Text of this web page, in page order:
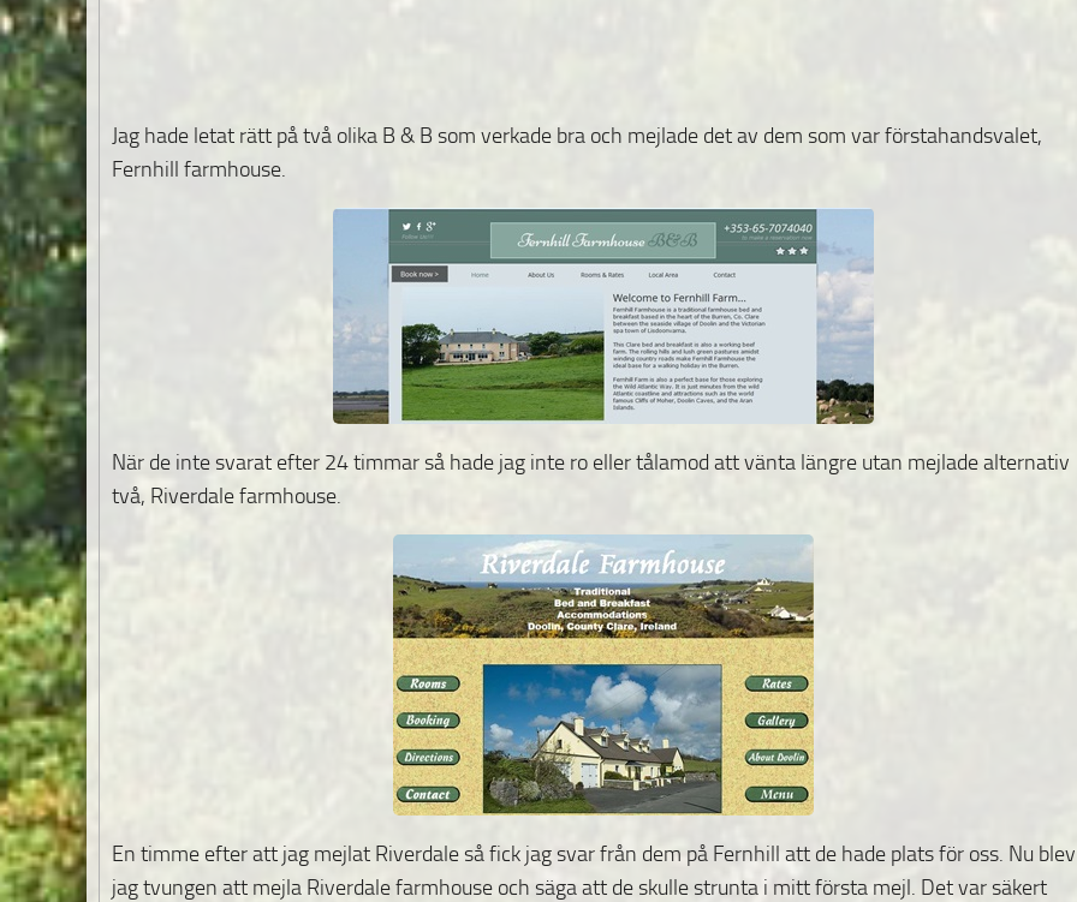
Jag hade letat rätt på två olika B & B som verkade bra och mejlade det av dem som var förstahandsvalet,
Fernhill farmhouse.
När de inte svarat efter 24 timmar så hade jag inte ro eller tålamod att vänta längre utan mejlade alternativ
två, Riverdale farmhouse.
En timme efter att jag mejlat Riverdale så fick jag svar från dem på Fernhill att de hade plats för oss. Nu blev
jag tvungen att mejla Riverdale farmhouse och säga att de skulle strunta i mitt första mejl. Det var säkert